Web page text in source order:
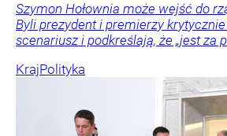
Szymon Hołownia może wejść do
Byli prezydent i premierzy
scenariusz i podkreślają, że „jest za
KrajPolityka